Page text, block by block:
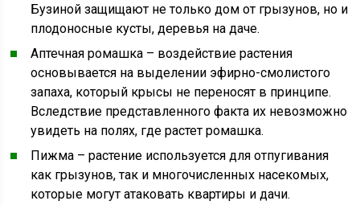
Бузиной защищают не только дом от грызунов, но и
плодоносные кусты, деревья на даче.
Аптечная ромашка – воздействие растения
основывается на выделении эфирно-смолистого
запаха, который крысы не переносят в принципе.
Вследствие представленного факта их невозможно
увидеть на полях, где растет ромашка.
Пижма – растение используется для отпугивания
как грызунов, так и многочисленных насекомых,
которые могут атаковать квартиры и дачи.